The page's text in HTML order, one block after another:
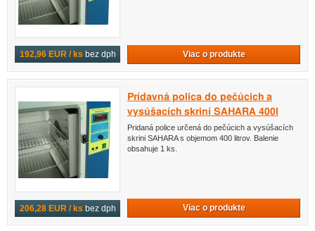
192,96 EUR / ks bez dph Viac o produkte
206,28 EUR / ks bez dph
Prídavná polica do pečúcich a
vysúšacích skriní SAHARA 400l
Pridaná police určená do pečúcich a vysúšacích
skrini SAHARA s objemom 400 litrov. Balenie
obsahuje 1 ks.
Viac o produkte